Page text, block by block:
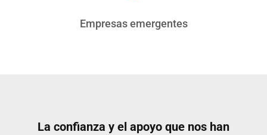
Empresas emergentes
La confianza y el apoyo que nos han